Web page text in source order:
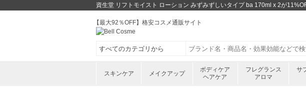
資生堂 リフトモイスト ローション みずみずしいタイプ ba 170ml x 2が
【最大92％OFF】格安コスメ通販サイト
スキンケア メイクアップ
ボディケア
ヘアケア
フレグランス
アロマ
サ